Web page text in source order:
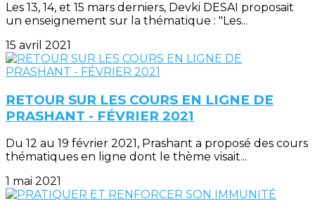
Les 13, 14, et 15 mars derniers, Devki DESAI proposait
un enseignement sur la thématique : "Les...
15 avril 2021
RETOUR SUR LES COURS EN LIGNE DE
PRASHANT - FÉVRIER 2021
Du 12 au 19 février 2021, Prashant a proposé des cours
thématiques en ligne dont le thème visait...
1 mai 2021